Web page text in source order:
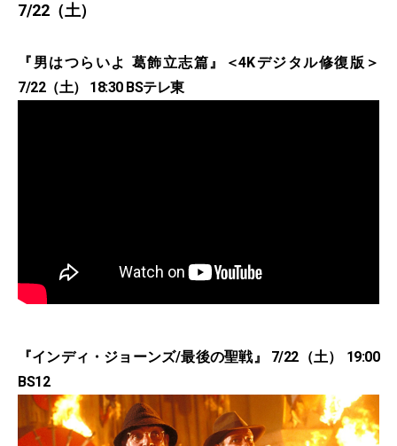
7/22（土）
『男はつらいよ 葛飾立志篇』＜4Kデジタル修復版＞
7/22（土） 18:30 BSテレ東
『インディ・ジョーンズ/最後の聖戦』 7/22（土） 19:00
BS12